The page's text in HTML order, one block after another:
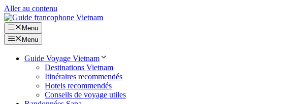
Aller au contenu
Menu
Menu
Guide Voyage Vietnam
Destinations Vietnam
Itinéraires recommendés
Hotels recommendés
Conseils de voyage utiles